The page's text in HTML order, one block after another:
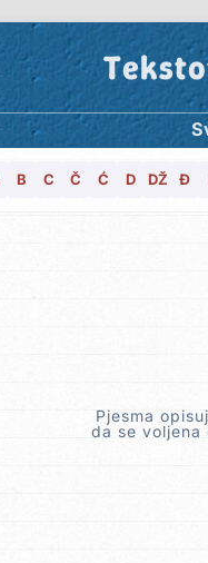
B C Č Ć D DŽ Đ
Pjesma
da se voljena